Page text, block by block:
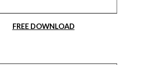
FREE DOWNLOAD